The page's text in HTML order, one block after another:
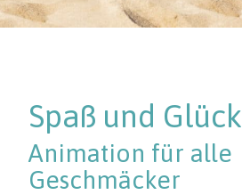
Spaß und Glück
Animation für alle
Geschmäcker